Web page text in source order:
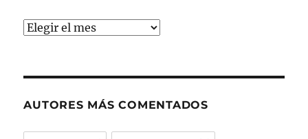
Buscar
AUTORES MÁS COMENTADOS